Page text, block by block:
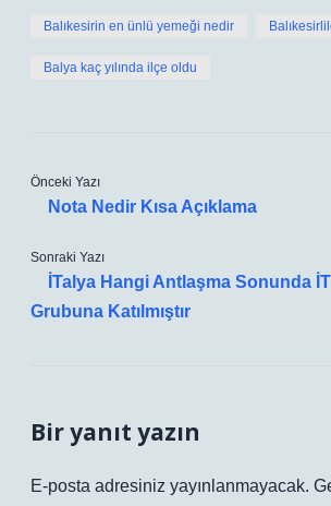
Balıkesirin en ünlü yemeği nedir
Balya kaç yılında ilçe oldu
Önceki Yazı
Nota Nedir Kısa Açıklama
Sonraki Yazı
İTalya Hangi Antlaşma Sonunda
Grubuna Katılmıştır
Bir yanıt yazın
E-posta adresiniz yayınlanmayacak.